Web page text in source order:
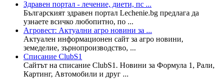
Здравен портал - лечение, диети, пс ...
Българският здравен портал Lechenie.bg предлага да
узнаете всичко любопитно, по ...
Агровест: Актуални агро новини за ...
Актуален информационен сайт за агро новини,
земеделие, зърнопроизводство, ...
Списание ClubS1
Сайтът на списание ClubS1. Новини за Формула 1, Рали,
Картинг, Автомобили и друг ...